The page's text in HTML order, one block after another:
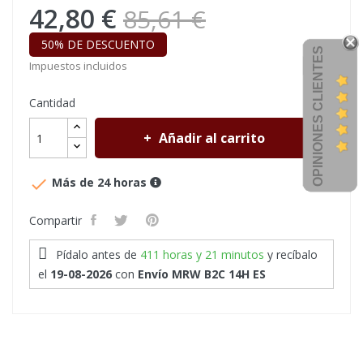
42,80 € 85,61 €
50% DE DESCUENTO
Impuestos incluidos
Cantidad
Añadir al carrito
 Más de 24 horas
Compartir
Pídalo antes de 411 horas y 21 minutos y recíbalo
el 19-08-2026 con Envío MRW B2C 14H ES
OPINIONES CLIENTES